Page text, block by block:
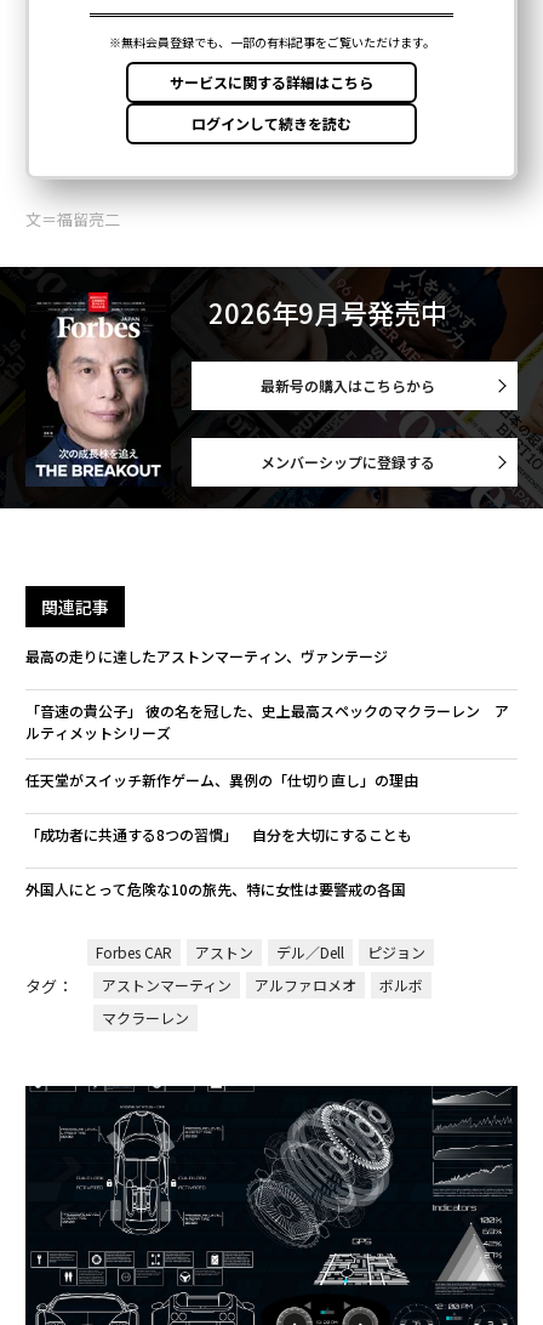
文＝福留亮二
2026年9月号発売中
最新号の購入はこちらから
メンバーシップに登録する
関連記事
最高の走りに達したアストンマーティン、ヴァンテージ
「音速の貴公子」 彼の名を冠した、史上最高スペックのマクラーレン ア
ルティメットシリーズ
任天堂がスイッチ新作ゲーム、異例の「仕切り直し」の理由
「成功者に共通する8つの習慣」 自分を大切にすることも
外国人にとって危険な10の旅先、特に女性は要警戒の各国
タグ：
Forbes CAR アストン デル／Dell
ピジョン
アストンマーティン
アルファロメオ
ボルボ
マクラーレン